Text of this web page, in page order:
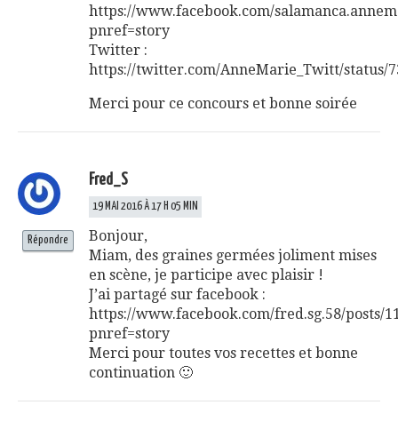
https://www.facebook.com/
pnref=story
Twitter :
https://twitter.com/AnneMarie_Twitt/status/
Merci pour ce concours et bonne soirée
Fred_S
19 MAI 2016 À 17 H 05 MIN
Bonjour,
Miam, des graines germées joliment mises
en scène, je participe avec plaisir !
J’ai partagé sur facebook :
https://www.facebook.com/fred.sg.58/posts/
pnref=story
Merci pour toutes vos recettes et bonne
continuation 🙂
Répondre